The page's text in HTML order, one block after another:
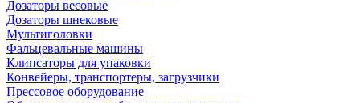
Дозаторы весовые
Дозаторы шнековые
Мультиголовки
Фальцевальные машины
Клипсаторы для упаковки
Конвейеры, транспортеры, загрузчики
Прессовое оборудование